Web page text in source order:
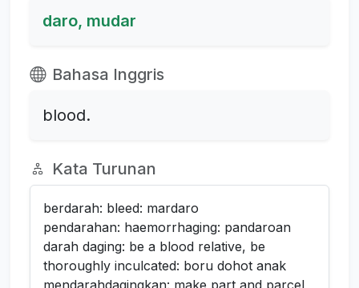
daro, mudar
Bahasa Inggris
blood.
Kata Turunan
berdarah: bleed: mardaro
pendarahan: haemorrhaging: pandaroan
darah daging: be a blood relative, be
thoroughly inculcated: boru dohot anak